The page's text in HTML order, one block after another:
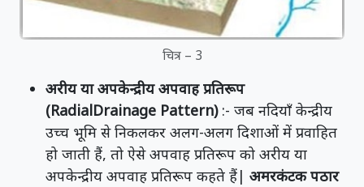
चित्र – 3
अरीय या अपकेन्द्रीय अपवाह प्रतिरूप
(RadialDrainage Pattern):- जब नदियाँ केन्द्रीय
उच्च भूमि से निकलकर अलग-अलग दिशाओं में प्रवाहित
हो जाती हैं, तो ऐसे अपवाह प्रतिरूप को अरीय या
अपकेन्द्रीय अपवाह प्रतिरूप कहते हैं| अमरकंटक पठार